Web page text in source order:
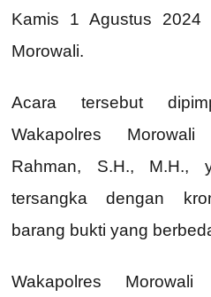
Kamis 1 Agustus
Morowali.
Acara tersebut
Wakapolres
Rahman, S.H., M.H.,
tersangka dengan
barang bukti yang
Wakapolres